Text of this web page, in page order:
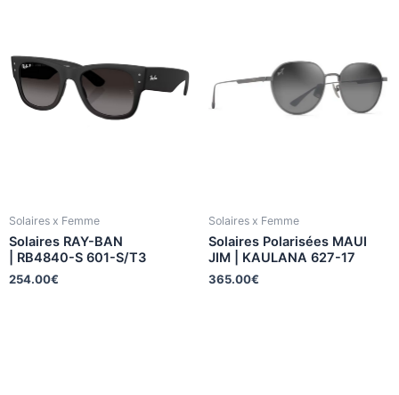
Solaires x Femme
Solaires RAY-BAN
| RB4840-S 601-S/T3
254.00€
Solaires x Femme
Solaires Polarisées MAUI
JIM | KAULANA 627-17
365.00€